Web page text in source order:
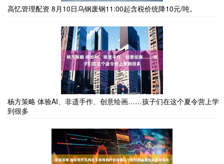
高忆管理配资 8月10日乌钢废钢11:00起含税价统降10元/吨。
杨方策略 体验AI、非遗手作、创意绘画……孩子们在这个夏令营上学
到很多